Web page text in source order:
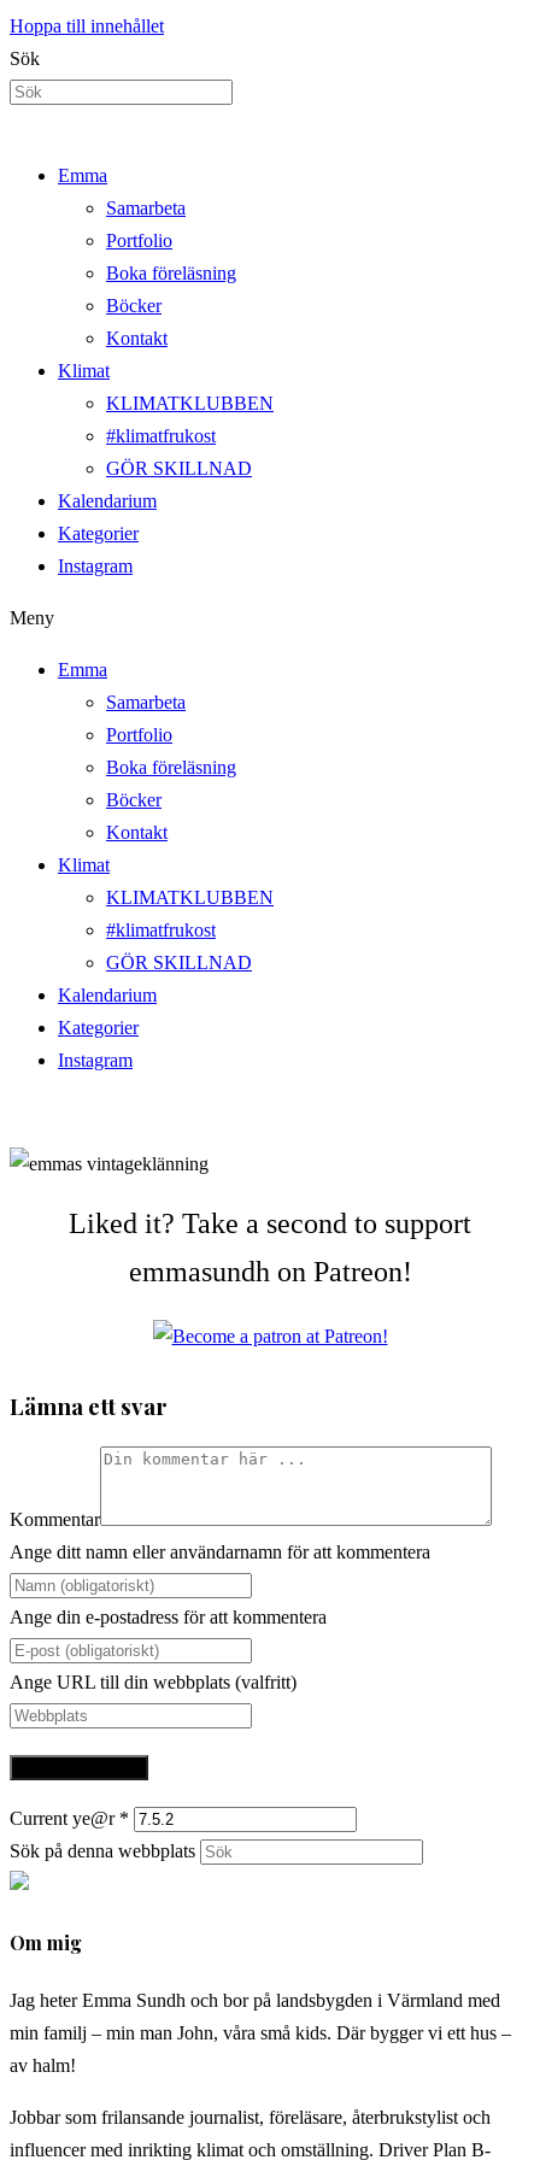
Hoppa till innehållet
Sök
Emma
Samarbeta
Portfolio
Boka föreläsning
Böcker
Kontakt
Klimat
KLIMATKLUBBEN
#klimatfrukost
GÖR SKILLNAD
Kalendarium
Kategorier
Instagram
Meny
Emma
Samarbeta
Portfolio
Boka föreläsning
Böcker
Kontakt
Klimat
KLIMATKLUBBEN
#klimatfrukost
GÖR SKILLNAD
Kalendarium
Kategorier
Instagram
Liked it? Take a second to support
emmasundh on Patreon!
Lämna ett svar
Kommentar
Ange ditt namn eller användarnamn för att kommentera
Ange din e-postadress för att kommentera
Ange URL till din webbplats (valfritt)
Current ye@r *
Sök på denna webbplats
Om mig
Jag heter Emma Sundh och bor på landsbygden i Värmland med
min familj – min man John, våra små kids. Där bygger vi ett hus –
av halm!
Jobbar som frilansande journalist, föreläsare, återbrukstylist och
influencer med inrikting klimat och omställning. Driver Plan B-